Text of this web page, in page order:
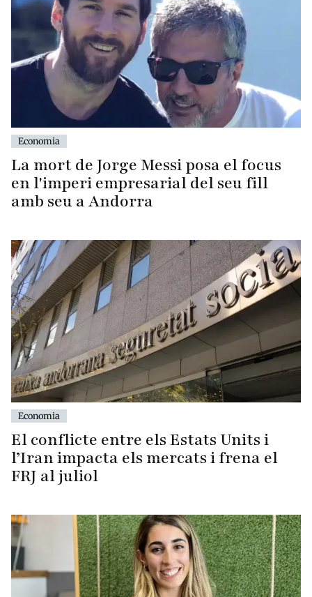
Economia
La mort de Jorge Messi posa el focus
en l'imperi empresarial del seu fill
amb seu a Andorra
Economia
El conflicte entre els Estats Units i
l’Iran impacta els mercats i frena el
FRJ al juliol